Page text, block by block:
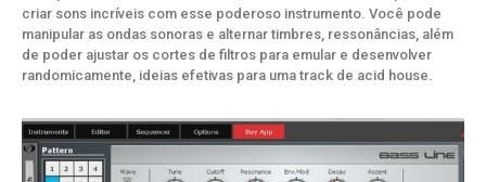
criar sons incríveis com esse poderoso instrumento. Você pode
manipular as ondas sonoras e alternar timbres, ressonâncias, além
de poder ajustar os cortes de filtros para emular e desenvolver
randomicamente, ideias efetivas para uma track de acid house.